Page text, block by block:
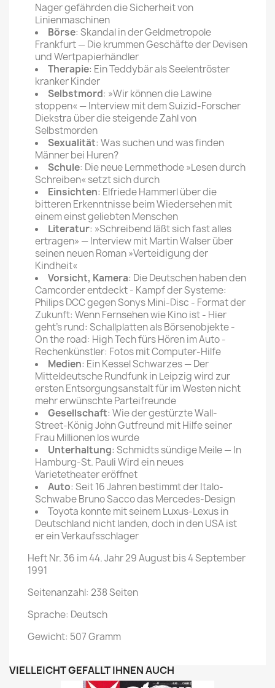
Nager gefährden die Sicherheit von
Linienmaschinen
Börse: Skandal in der Geldmetropole
Frankfurt — Die krummen Geschäfte der Devisen
und Wertpapierhändler
Therapie: Ein Teddybär als Seelentröster
kranker Kinder
Selbstmord: »Wir können die Lawine
stoppen« — Interview mit dem Suizid-Forscher
Diekstra über die steigende Zahl von
Selbstmorden
Sexualität: Was suchen und was finden
Männer bei Huren?
Schule: Die neue Lernmethode »Lesen durch
Schreiben« setzt sich durch
Einsichten: Elfriede Hammerl über die
bitteren Erkenntnisse beim Wiedersehen mit
einem einst geliebten Menschen
Literatur: »Schreibend läßt sich fast alles
ertragen» — Interview mit Martin Walser über
seinen neuen Roman »Verteidigung der
Kindheit«
Vorsicht, Kamera: Die Deutschen haben den
Camcorder entdeckt - Kampf der Systeme:
Philips DCC gegen Sonys Mini-Disc - Format der
Zukunft: Wenn Fernsehen wie Kino ist - Hier
geht's rund: Schallplatten als Börsenobjekte -
On the road: High Tech fürs Hören im Auto -
Rechenkünstler: Fotos mit Computer-Hilfe
Medien: Ein Kessel Schwarzes — Der
Mitteldeutsche Rundfunk in Leipzig wird zur
ersten Entsorgungsanstalt für im Westen nicht
mehr erwünschte Parteifreunde
Gesellschaft: Wie der gestürzte Wall-
Street-König John Gutfreund mit Hilfe seiner
Frau Millionen los wurde
Unterhaltung: Schmidts sündige Meile — In
Hamburg-St. Pauli Wird ein neues
Varietetheater eröffnet
Auto: Seit 16 Jahren bestimmt der Italo-
Schwabe Bruno Sacco das Mercedes-Design
Toyota konnte mit seinem Luxus-Lexus in
Deutschland nicht landen, doch in den USA ist
er ein Verkaufsschlager
Heft Nr. 36 im 44. Jahr 29 August bis 4 September
1991
Seitenanzahl: 238 Seiten
Sprache: Deutsch
Gewicht: 507 Gramm
VIELLEICHT GEFÄLLT IHNEN AUCH